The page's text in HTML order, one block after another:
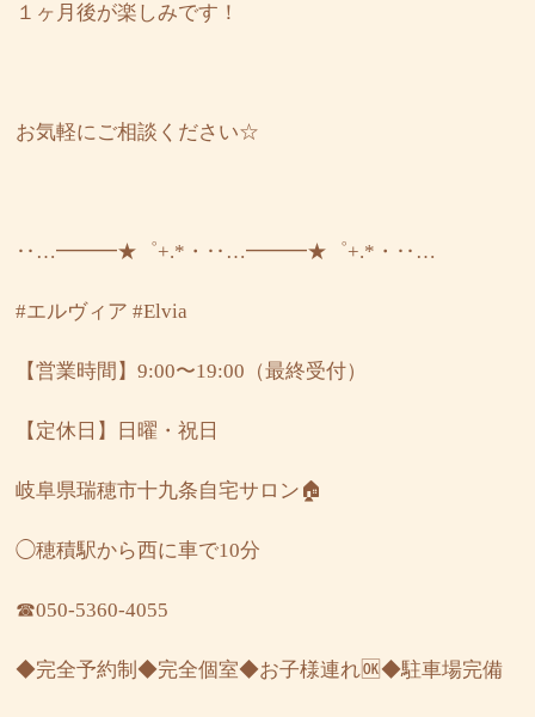
１ヶ月後が楽しみです！
お気軽にご相談ください☆
‥…━━━★゜+.*・‥…━━━★゜+.*・‥…
#エルヴィア #Elvia
【営業時間】9:00〜19:00（最終受付）
【定休日】日曜・祝日
岐阜県瑞穂市十九条自宅サロン🏠
◯穂積駅から西に車で10分
☎︎050-5360-4055
◆完全予約制◆完全個室◆お子様連れ🆗◆駐車場完備